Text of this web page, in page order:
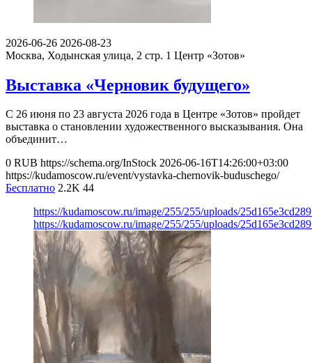
2026-06-26 2026-08-23
Москва, Ходынская улица, 2 стр. 1 Центр «Зотов»
Выставка «Черновик будущего»
С 26 июня по 23 августа 2026 года в Центре «Зотов» пройдет
выставка о становлении художественного высказывания. Она
объединит…
0 RUB https://schema.org/InStock 2026-06-16T14:26:00+03:00
https://kudamoscow.ru/event/vystavka-chernovik-buduschego/
Бесплатно 2.2K 44
https://kudamoscow.ru/image/255/255/uploads/
https://kudamoscow.ru/image/255/255/uploads/